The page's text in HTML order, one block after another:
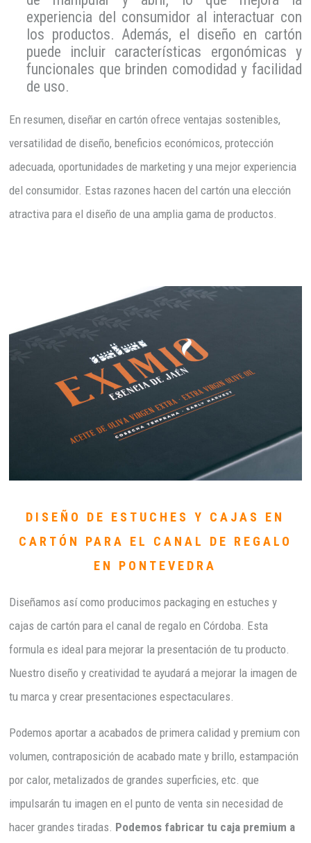
experiencia del consumidor al interactuar con
los productos. Además, el diseño en cartón
puede incluir características ergonómicas y
funcionales que brinden comodidad y facilidad
de uso.
En resumen, diseñar en cartón ofrece ventajas sostenibles,
versatilidad de diseño, beneficios económicos, protección
adecuada, oportunidades de marketing y una mejor experiencia
del consumidor. Estas razones hacen del cartón una elección
atractiva para el diseño de una amplia gama de productos.
DISEÑO DE ESTUCHES Y CAJAS EN
CARTÓN PARA EL CANAL DE REGALO
EN PONTEVEDRA
Diseñamos así como producimos packaging en estuches y
cajas de cartón para el canal de regalo en Córdoba. Esta
formula es ideal para mejorar la presentación de tu producto.
Nuestro diseño y creatividad te ayudará a mejorar la imagen de
tu marca y crear presentaciones espectaculares.
Podemos aportar a acabados de primera calidad y premium con
volumen, contraposición de acabado mate y brillo, estampación
por calor, metalizados de grandes superficies, etc. que
impulsarán tu imagen en el punto de venta sin necesidad de
hacer grandes tiradas. Podemos fabricar tu caja premium a